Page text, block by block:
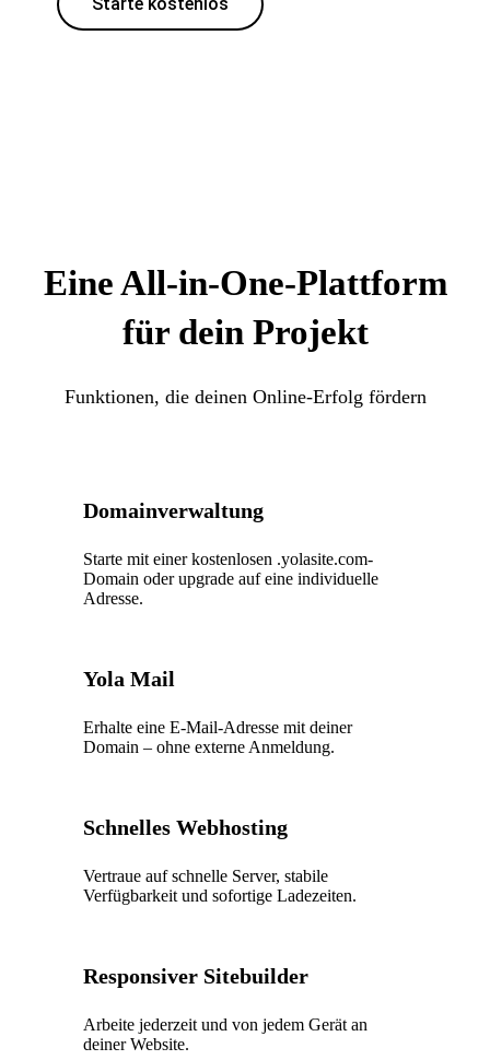
Eine All-in-One-Plattform
für dein Projekt
Funktionen, die deinen Online-Erfolg fördern
Domainverwaltung
Starte mit einer kostenlosen .yolasite.com-
Domain oder upgrade auf eine individuelle
Adresse.
Yola Mail
Erhalte eine E-Mail-Adresse mit deiner
Domain – ohne externe Anmeldung.
Schnelles Webhosting
Vertraue auf schnelle Server, stabile
Verfügbarkeit und sofortige Ladezeiten.
Responsiver Sitebuilder
Arbeite jederzeit und von jedem Gerät an
deiner Website.